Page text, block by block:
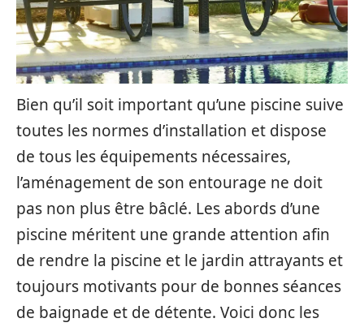
Bien qu’il soit important qu’une piscine suive
toutes les normes d’installation et dispose
de tous les équipements nécessaires,
l’aménagement de son entourage ne doit
pas non plus être bâclé. Les abords d’une
piscine méritent une grande attention afin
de rendre la piscine et le jardin attrayants et
toujours motivants pour de bonnes séances
de baignade et de détente. Voici donc les